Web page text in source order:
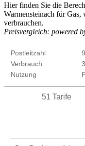
Hier finden Sie die
Warmensteinach für
verbrauchen.
Preisvergleich: powered